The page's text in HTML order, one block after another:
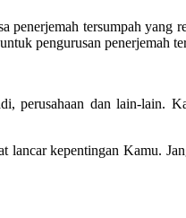
penerjemah tersumpah yang
pengurusan penerjemah
perusahaan dan lain-lain.
kepentingan Kamu.